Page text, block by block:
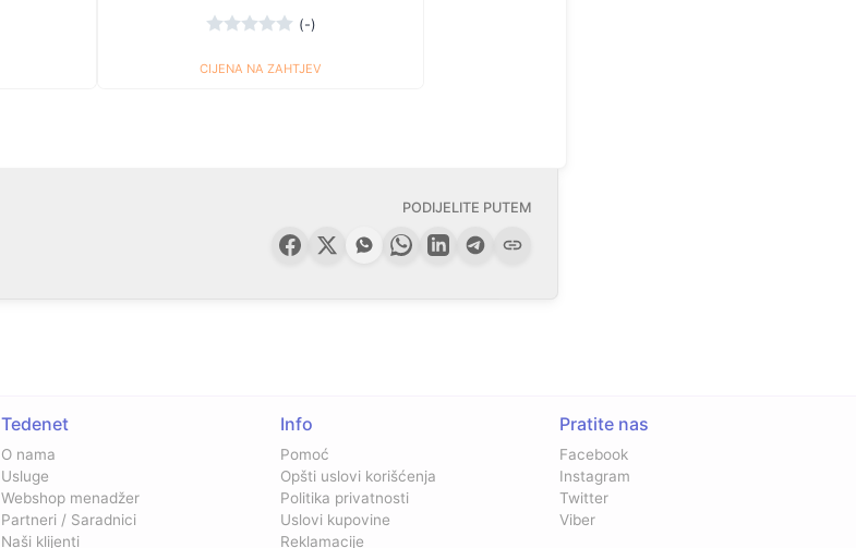
(-)
CIJENA NA ZAHTJEV
PODIJELITE PUTEM
Tedenet
O nama
Usluge
Webshop menadžer
Partneri / Saradnici
Naši klijenti
Info
Pomoć
Opšti uslovi korišćenja
Politika privatnosti
Uslovi kupovine
Reklamacije
Pratite nas
Facebook
Instagram
Twitter
Viber